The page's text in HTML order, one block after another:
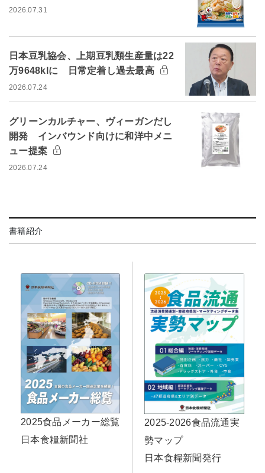
2026.07.31
日本豆乳協会、上期豆乳類生産量は22
万9648klに 日常定着し過去最高
2026.07.24
グリーンカルチャー、ヴィーガンだし
開発 インバウンド向けに和洋中メニ
ュー提案
2026.07.24
書籍紹介
2025食品メーカー総覧
日本食糧新聞社
2025-2026食品流通実
勢マップ
日本食糧新聞発行